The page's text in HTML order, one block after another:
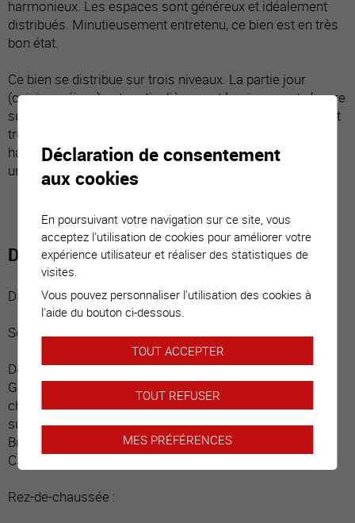
harmonieux. Les espaces sont généreux et idéalement
distribués. Minutieusement entretenu, ce bien est en très
bon état.
Ce bien se distribue sur trois niveaux. La partie jour
(cuisine, séjour) est particulièrement lumineuse et s’ouvre
sur une belle terrasse et sa pelouse. La suite parentale et
trois grandes chambres se partagent l’étage. Cette
habitation répond à toutes exigences et est idéale pour
une famille.
Distribution du bien
Distribution :
Sous-sol :
Dégagement
Grande pièce / actuellement carnotzet avec bar, table,
chaises, divan (24 places et 40 m2 non compris dans la
surface habitable)
Buanderie ouverte avec lave et sèche-linge
Cave
Rez-de-chaussée :
Déclaration de consentement
aux cookies
En poursuivant votre navigation sur ce site, vous
acceptez l'utilisation de cookies pour améliorer votre
expérience utilisateur et réaliser des statistiques de
visites.
Vous pouvez personnaliser l'utilisation des cookies à
l'aide du bouton ci-dessous.
TOUT ACCEPTER
TOUT REFUSER
MES PRÉFÉRENCES